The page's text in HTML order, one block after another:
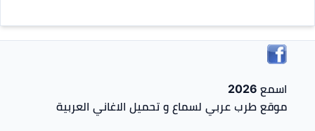
اسمع 2026
موقع طرب عربي لسماع و تحميل الاغاني العربية